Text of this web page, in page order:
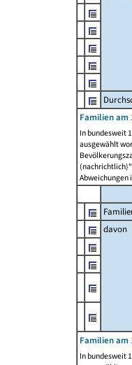
Familien am
In bundesweit
ausgewählt
Abweichungen
davon
Familien am
In bundesweit